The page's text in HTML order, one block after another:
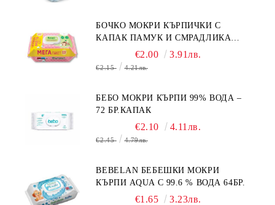
БОЧКО МОКРИ КЪРПИЧКИ С
КАПАК ПАМУК И СМРАДЛИКА
€2.00 3.91лв.
€2.15 4.21лв.
БЕБО МОКРИ КЪРПИ 99% ВОДА –
72 БР.КАПАК
€2.10 4.11лв.
€2.45 4.79лв.
BEBELAN БЕБЕШКИ МОКРИ
КЪРПИ AQUA С 99.6 % ВОДА 64БР.
€1.65 3.23лв.